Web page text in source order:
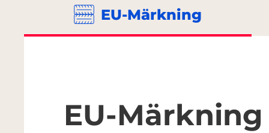
EU-Märkning
EU-Märkning